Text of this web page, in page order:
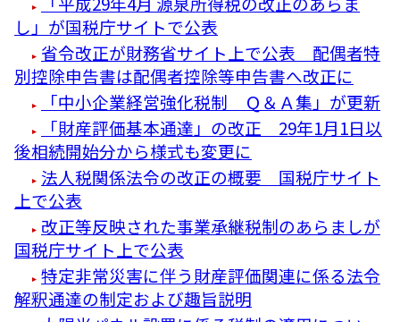
し」が国税庁サイトで公表
省令改正が財務省サイト上で公表 配偶者特
別控除申告書は配偶者控除等申告書へ改正に
「中小企業経営強化税制 Ｑ＆Ａ集」が更新
「財産評価基本通達」の改正 29年1月1日以
後相続開始分から様式も変更に
法人税関係法令の改正の概要 国税庁サイト
上で公表
改正等反映された事業承継税制のあらましが
国税庁サイト上で公表
特定非常災害に伴う財産評価関連に係る法令
解釈通達の制定および趣旨説明